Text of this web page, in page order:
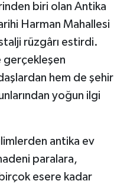
biri olan Antika
Harman Mahallesi
rüzgârı estirdi.
gerçekleşen
hem de şehir
yoğun ilgi
antika ev
paralara,
esere kadar